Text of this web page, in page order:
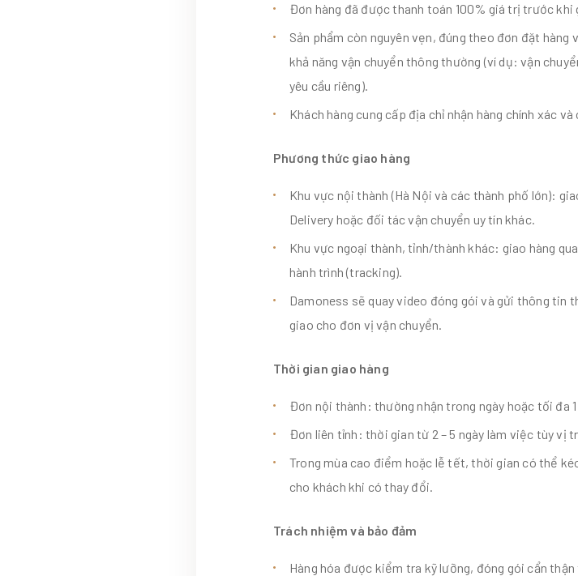
Đơn hàng đã được thanh toán 100% giá trị trước khi
Sản phẩm còn nguyên vẹn, đúng theo đơn đặt
khả năng vận chuyển thông thường (ví dụ: vận
yêu cầu riêng).
Khách hàng cung cấp địa chỉ nhận hàng chính xác
Phương thức giao hàng
Khu vực nội thành (Hà Nội và các thành phố lớn):
Delivery hoặc đối tác vận chuyển uy tín khác.
Khu vực ngoại thành, tỉnh/thành khác: giao hàng
hành trình (tracking).
Damoness sẽ quay video đóng gói và gửi thông tin
giao cho đơn vị vận chuyển.
Thời gian giao hàng
Đơn nội thành: thường nhận trong ngày hoặc tối đa 1
Đơn liên tỉnh: thời gian từ 2 – 5 ngày làm việc tùy vị
Trong mùa cao điểm hoặc lễ tết, thời gian có thể
cho khách khi có thay đổi.
Trách nhiệm và bảo đảm
Hàng hóa được kiểm tra kỹ lưỡng, đóng gói cẩn thận